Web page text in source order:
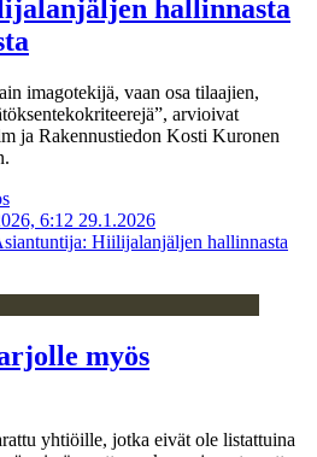
hallinnasta
imagotekijä, vaan osa tilaajien,
arvioivat
ja Rakennustiedon Kosti Kuronen
6:12 29.1.2026
Hiilijalanjäljen hallinnasta
myös
yhtiöille, jotka eivät ole listattuina